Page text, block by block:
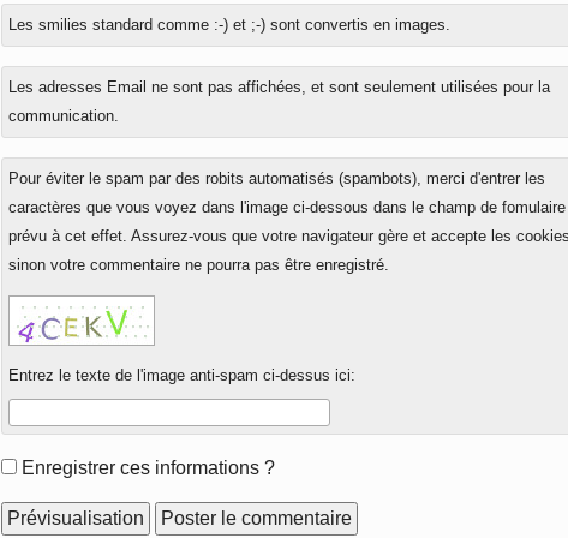
à
Les smilies standard comme :-) et ;-) sont convertis en images.
Les adresses Email ne sont pas affichées, et sont seulement utilisées pour la
communication.
Pour éviter le spam par des robits automatisés (spambots), merci d'entrer les
caractères que vous voyez dans l'image ci-dessous dans le champ de fomulaire
prévu à cet effet. Assurez-vous que votre navigateur gère et accepte les
sinon votre commentaire ne pourra pas être enregistré.
Entrez le texte de l'image anti-spam ci-dessus ici:
FormEnregistrer ces informations ?